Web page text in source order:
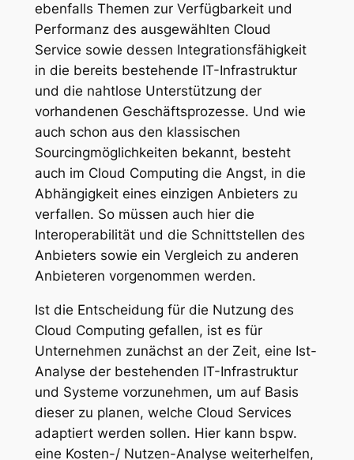
ebenfalls Themen zur Verfügbarkeit und
Performanz des ausgewählten Cloud
Service sowie dessen Integrationsfähigkeit
in die bereits bestehende IT-Infrastruktur
und die nahtlose Unterstützung der
vorhandenen Geschäftsprozesse. Und wie
auch schon aus den klassischen
Sourcingmöglichkeiten bekannt, besteht
auch im Cloud Computing die Angst, in die
Abhängigkeit eines einzigen Anbieters zu
verfallen. So müssen auch hier die
Interoperabilität und die Schnittstellen des
Anbieters sowie ein Vergleich zu anderen
Anbieteren vorgenommen werden.
Ist die Entscheidung für die Nutzung des
Cloud Computing gefallen, ist es für
Unternehmen zunächst an der Zeit, eine Ist-
Analyse der bestehenden IT-Infrastruktur
und Systeme vorzunehmen, um auf Basis
dieser zu planen, welche Cloud Services
adaptiert werden sollen. Hier kann bspw.
eine Kosten-/ Nutzen-Analyse weiterhelfen,